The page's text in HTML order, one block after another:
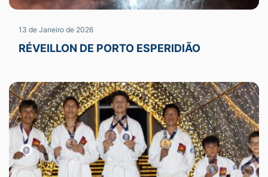
13 de Janeiro de 2026
RÉVEILLON DE PORTO ESPERIDIÃO